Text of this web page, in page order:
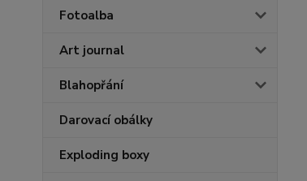
Fotoalba
Art journal
Blahopřání
Darovací obálky
Exploding boxy